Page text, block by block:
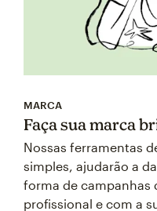
MARCA
Faça sua marca
Nossas ferramentas
simples, ajudarão a
forma de campanhas
profissional e com a